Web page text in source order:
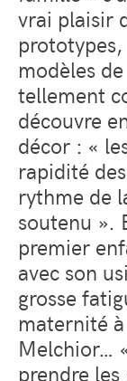
vrai plaisir
modèles
tellement
découvre
décor : «
rapidité
rythme de
soutenu ».
premier
avec son
grosse
maternité
Melchior…
prendre